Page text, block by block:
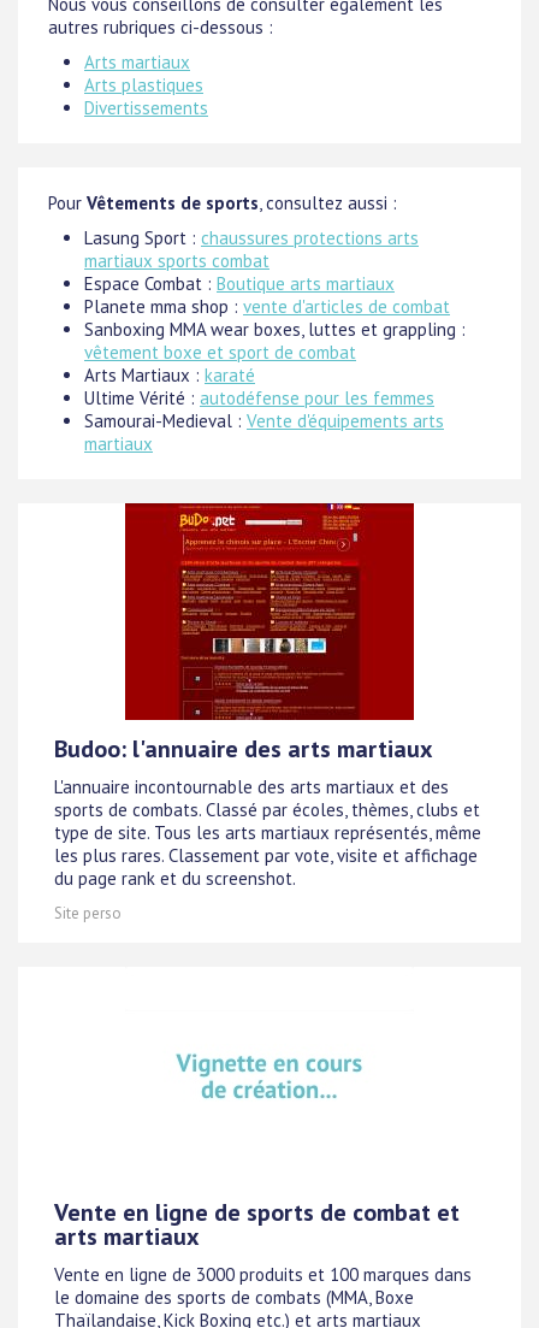
autres rubriques ci-dessous :
Arts martiaux
Arts plastiques
Divertissements
Pour Vêtements de sports , consultez aussi :
Lasung Sport : chaussures protections arts
martiaux sports combat
Espace Combat : Boutique arts martiaux
Planete mma shop : vente d'articles de combat
Sanboxing MMA wear boxes, luttes et grappling :
vêtement boxe et sport de combat
Arts Martiaux : karaté
Ultime Vérité : autodéfense pour les femmes
Samourai-Medieval : Vente d'équipements arts
martiaux
Budoo: l'annuaire des arts martiaux
L'annuaire incontournable des arts martiaux et des
sports de combats. Classé par écoles, thèmes, clubs et
type de site. Tous les arts martiaux représentés, même
les plus rares. Classement par vote, visite et affichage
du page rank et du screenshot.
Site perso
Vente en ligne de sports de combat et
arts martiaux
Vente en ligne de 3000 produits et 100 marques dans
le domaine des sports de combats (MMA, Boxe
Thaïlandaise, Kick Boxing etc.) et arts martiaux